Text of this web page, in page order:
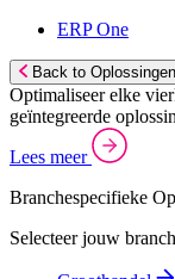
ERP One
Back to Oplossingen
Optimaliseer elke
geïntegreerde
Lees meer
Branchespecifieke
Selecteer jouw